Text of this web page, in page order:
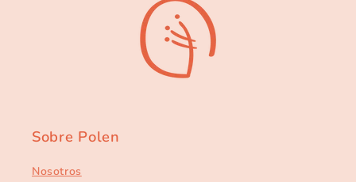
Sobre Polen
Nosotros